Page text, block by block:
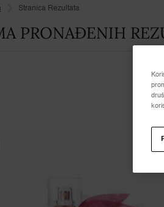
Stranica Rezultata
PRONAĐENIH